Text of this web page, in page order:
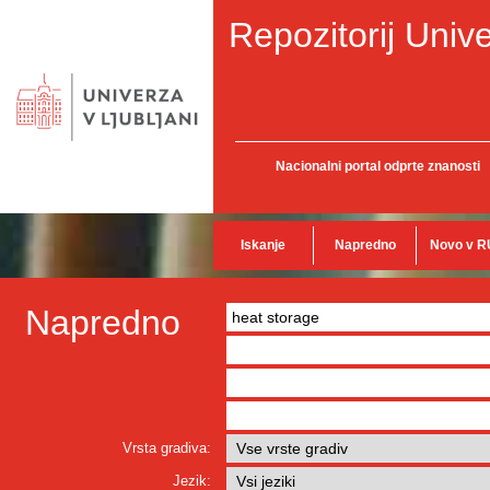
Repozitorij
Nacionalni portal odprte znanosti
Iskanje Napredno Novo v
Napredno
Vrsta gradiva:
Jezik: